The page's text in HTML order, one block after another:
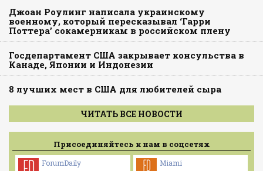
Джоан Роулинг написала украинскому
военному, который пересказывал ‘Гарри
Поттера’ сокамерникам в российском плену
Госдепартамент США закрывает консульства в
Канаде, Японии и Индонезии
8 лучших мест в США для любителей сыра
ЧИТАТЬ ВСЕ НОВОСТИ
Присоединяйтесь к нам в соцсетях
ForumDaily Miami